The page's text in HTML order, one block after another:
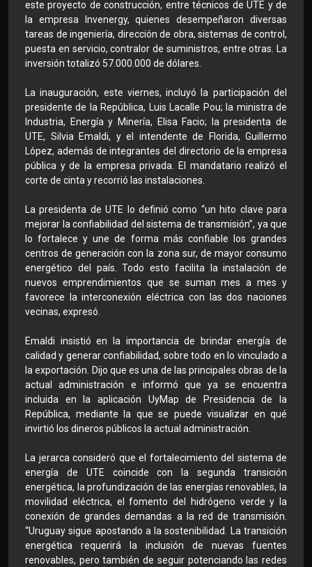
este proyecto de construcción, entre técnicos de UTE y de
la empresa Invenergy, quienes desempeñaron diversas
tareas de ingeniería, dirección de obra, sistemas de control,
puesta en servicio, contralor de suministros, entre otras. La
inversión totalizó 57.000.000 de dólares.
La inauguración, este viernes, incluyó la participación del
presidente de la República, Luis Lacalle Pou; la ministra de
Industria, Energía y Minería, Elisa Facio; la presidenta de
UTE, Silvia Emaldi, y el intendente de Florida, Guillermo
López, además de integrantes del directorio de la empresa
pública y de la empresa privada. El mandatario realizó el
corte de cinta y recorrió las instalaciones.
La presidenta de UTE lo definió como “un hito clave para
mejorar la confiabilidad del sistema de transmisión”, ya que
lo fortalece y une de forma más confiable los grandes
centros de generación con la zona sur, de mayor consumo
energético del país. Todo esto facilita la instalación de
nuevos emprendimientos que se suman mes a mes y
favorece la interconexión eléctrica con las dos naciones
vecinas, expresó.
Emaldi insistió en la importancia de brindar energía de
calidad y generar confiabilidad, sobre todo en lo vinculado a
la exportación. Dijo que es una de las principales obras de la
actual administración e informó que ya se encuentra
incluida en la aplicación UyMap de Presidencia de la
República, mediante la que se puede visualizar en qué
invirtió los dineros públicos la actual administración.
La jerarca consideró que el fortalecimiento del sistema de
energía de UTE coincide con la segunda transición
energética, la profundización de las energías renovables, la
movilidad eléctrica, el fomento del hidrógeno verde y la
conexión de grandes demandas a la red de transmisión.
“Uruguay sigue apostando a la sostenibilidad. La transición
energética requerirá la inclusión de nuevas fuentes
renovables, pero también de seguir potenciando las redes